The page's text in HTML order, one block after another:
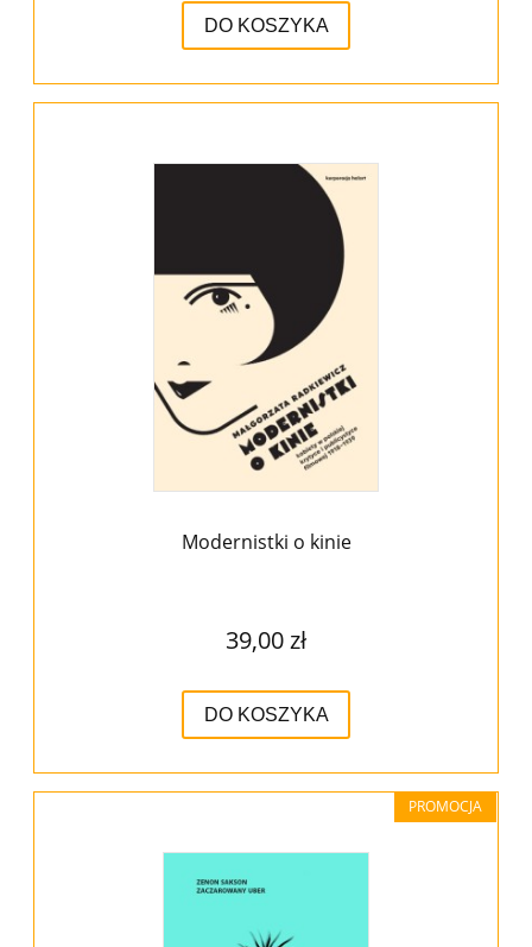
DO KOSZYKA
Modernistki o kinie
39,00 zł
DO KOSZYKA
PROMOCJA